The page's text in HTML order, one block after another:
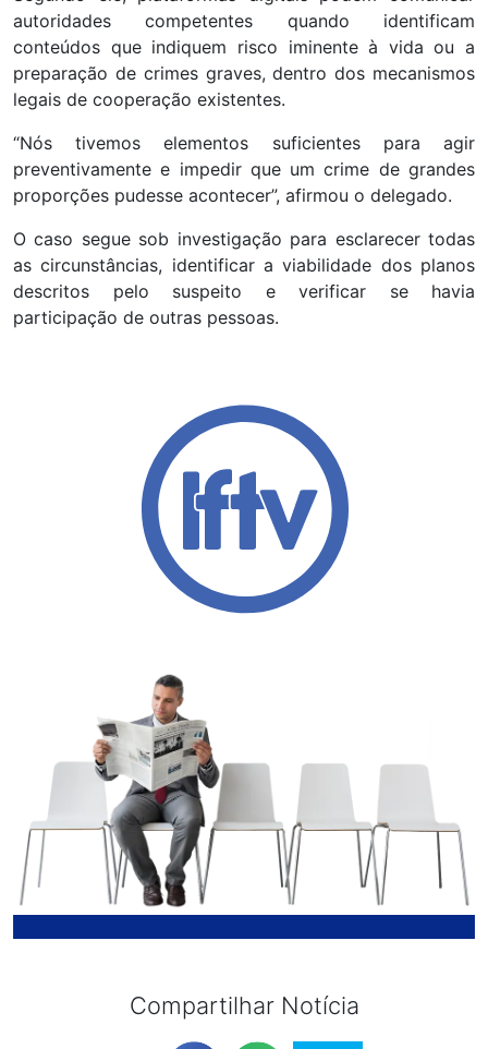
autoridades competentes quando identificam
conteúdos que indiquem risco iminente à vida ou a
preparação de crimes graves, dentro dos mecanismos
legais de cooperação existentes.
“Nós tivemos elementos suficientes para agir
preventivamente e impedir que um crime de grandes
proporções pudesse acontecer”, afirmou o delegado.
O caso segue sob investigação para esclarecer todas
as circunstâncias, identificar a viabilidade dos planos
descritos pelo suspeito e verificar se havia
participação de outras pessoas.
Compartilhar Notícia